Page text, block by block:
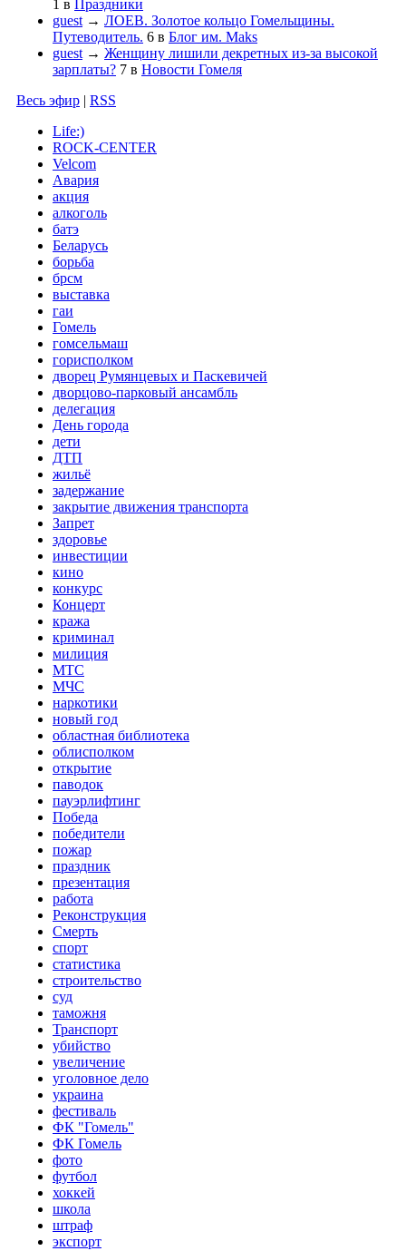
1 в
Праздники
guest → ЛОЕВ. Золотое кольцо Гомельщины.
Путеводитель. 6 в Блог им. Maks
guest → Женщину лишили декретных из-за высокой
зарплаты? 7 в Новости Гомеля
Весь эфир | RSS
Life:)
ROCK-CENTER
Velcom
Авария
акция
алкоголь
батэ
Беларусь
борьба
брсм
выставка
гаи
Гомель
гомсельмаш
горисполком
дворец Румянцевых и Паскевичей
дворцово-парковый ансамбль
делегация
День города
дети
ДТП
жильё
задержание
закрытие движения транспорта
Запрет
здоровье
инвестиции
кино
конкурс
Концерт
кража
криминал
милиция
МТС
МЧС
наркотики
новый год
областная библиотека
облисполком
открытие
паводок
пауэрлифтинг
Победа
победители
пожар
праздник
презентация
работа
Реконструкция
Смерть
спорт
статистика
строительство
суд
таможня
Транспорт
убийство
увеличение
уголовное дело
украина
фестиваль
ФК "Гомель"
ФК Гомель
фото
футбол
хоккей
школа
штраф
экспорт